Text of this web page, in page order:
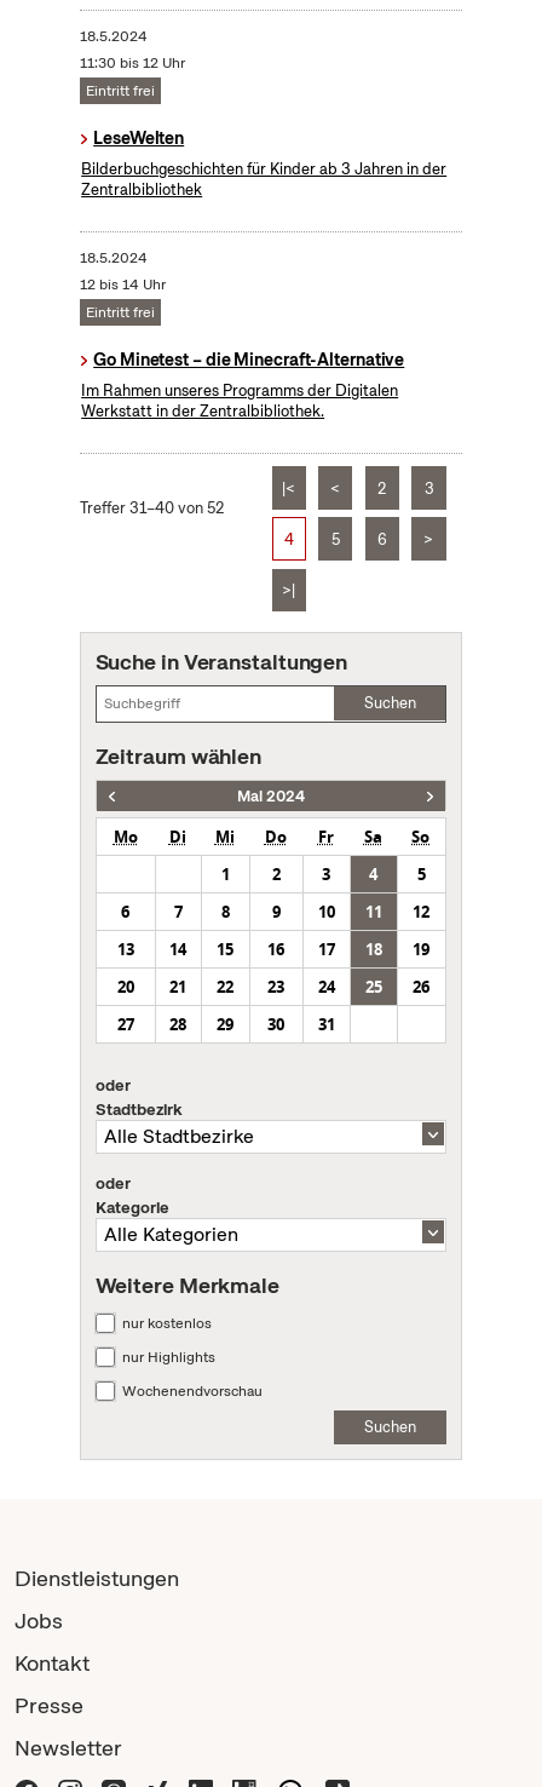
18.5.2024
11:30 bis 12 Uhr
Eintritt frei
LeseWelten
Bilderbuchgeschichten für Kinder ab 3 Jahren in der
Zentralbibliothek
18.5.2024
12 bis 14 Uhr
Eintritt frei
Go Minetest – die Minecraft-Alternative
Im Rahmen unseres Programms der Digitalen
Werkstatt in der Zentralbibliothek.
Treffer 31–40 von 52
|< < 2 3
4 5 6 >
>|
Suche in Veranstaltungen
Suchen
Zeitraum wählen
Mai 2024
Mo Di Mi Do Fr Sa
So
1
2 3 4
5
6
7 8 9 10 11
12
13
14 15 16 17 18
19
20
21 22 23 24 25
26
27
28 29 30 31
oder
Stadtbezirk
oder
Kategorie
Weitere Merkmale
nur kostenlos
nur Highlights
Wochenendvorschau
Suchen
Dienstleistungen
Jobs
Kontakt
Presse
Newsletter